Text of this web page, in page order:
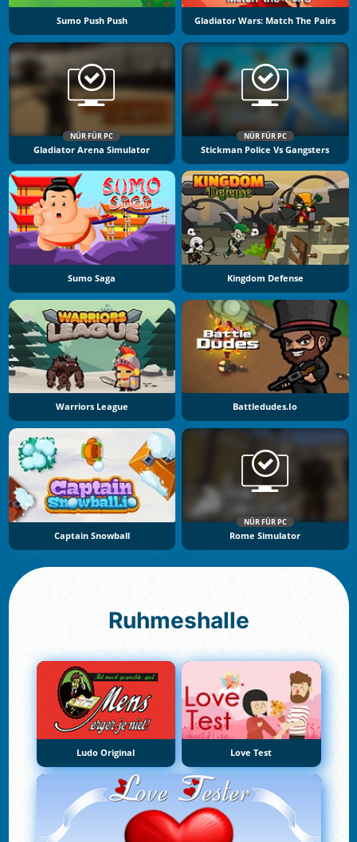
Sumo Push Push Gladiator Wars: Match The Pairs
NÜR FÜR PC
Gladiator Arena Simulator
NÜR FÜR PC
Stickman Police Vs Gangsters
Sumo Saga Kingdom Defense
Warriors League Battledudes.io
Captain Snowball
NÜR FÜR PC
Rome Simulator
Ruhmeshalle
Ludo Original Love Test